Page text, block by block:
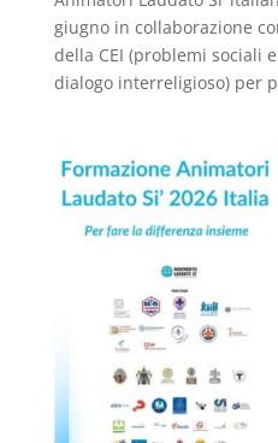
giugno in collaborazione
della CEI (problemi sociali
dialogo interreligioso) per